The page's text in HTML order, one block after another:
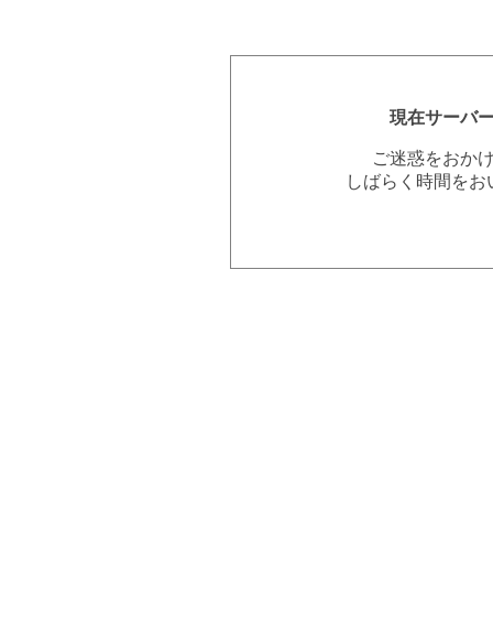
現在サーバ
ご迷惑をおか
しばらく時間を